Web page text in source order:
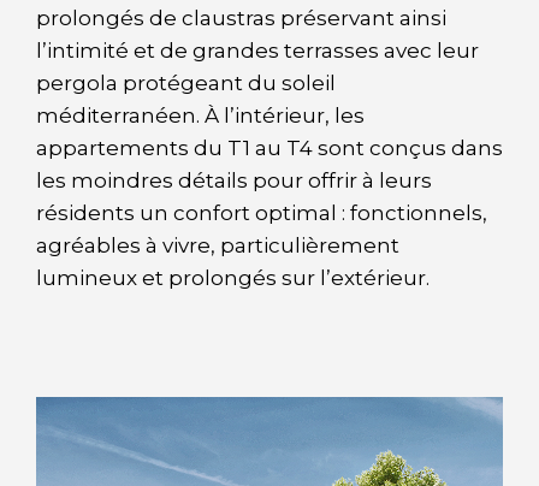
prolongés de claustras préservant ainsi
l’intimité et de grandes terrasses avec leur
pergola protégeant du soleil
méditerranéen. À l’intérieur, les
appartements du T1 au T4 sont conçus dans
les moindres détails pour offrir à leurs
résidents un confort optimal : fonctionnels,
agréables à vivre, particulièrement
lumineux et prolongés sur l’extérieur.